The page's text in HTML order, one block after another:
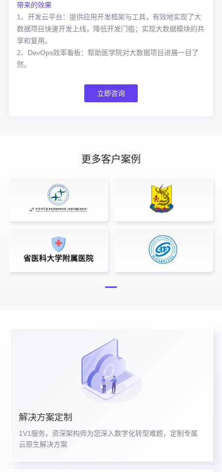
带来的效果
1、开发云平台：提供应用开发框架与工具，有效地实现了大
数据项目快速开发上线，降低开发门槛；实现大数据模块的共
享和复用。
2、DevOps效率看板：帮助医学院对大数据项目进展一目了
然。
立即咨询
更多客户案例
解决方案定制
1V1服务，资深架构师为您深入数字化转型难题，定制专属
云原生解决方案